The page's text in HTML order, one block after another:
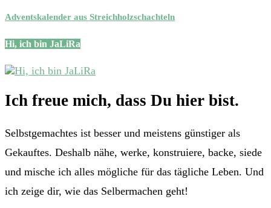
Adventskalender aus Streichholzschachteln
Hi, ich bin JaLiRa
Ich freue mich, dass Du hier bist.
Selbstgemachtes ist besser und meistens günstiger als
Gekauftes. Deshalb nähe, werke, konstruiere, backe, siede
und mische ich alles mögliche für das tägliche Leben. Und
ich zeige dir, wie das Selbermachen geht!